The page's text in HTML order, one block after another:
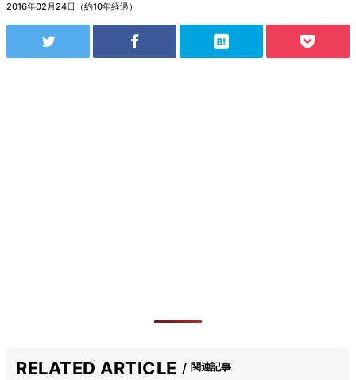
2016年02月24日（約10年経過）
RELATED ARTICLE 関連記事